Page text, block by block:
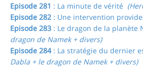
Episode 281 : La minute de vérité
Episode 282 : Une intervention
Episode 283 : Le dragon de la planète
dragon de Namek + divers)
Episode 284: La stratégie du dernier
Dabla + le dragon de Namek + divers)